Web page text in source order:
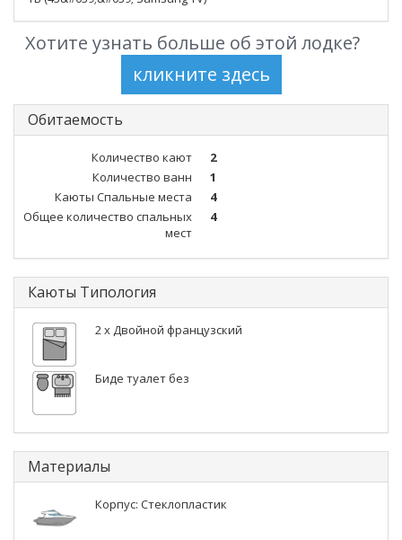
Хотите узнать больше об этой лодке?
Обитаемость
Количество кают
2
Количество ванн
1
Каюты Спальные места
4
Общее количество спальных
мест
4
Каюты Типология
2 x Двойной французский
Биде туалет без
Материалы
Корпус: Стеклопластик